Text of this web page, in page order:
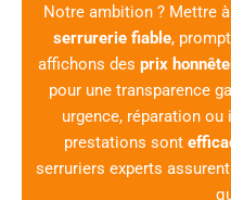
Notre ambition ? Mettre
serrurerie fiable,
affichons des prix
pour une transparence
urgence, réparation
prestations sont
serruriers experts